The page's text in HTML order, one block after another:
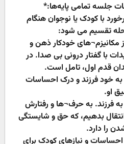
جلسه تمامی پایه‌ها:*
با کودک یا نوجوان هنگام
تقسیم می شود:
خودکار ذهن و
با گفتار درونی بی صدا. در
قدم اول، تامل است.
به خود فرزند و درک احساسات
او.
فرزند. به حرف¬ها و رفتارش
انتقال بدهیم، که حق و شایستگی
را دارد.
و نیازهای کودک برای